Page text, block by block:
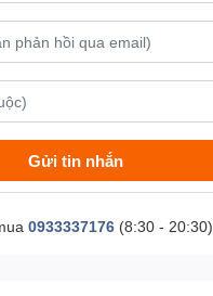
Gửi tin nhắn
0933337176(8:30 - 20:30)